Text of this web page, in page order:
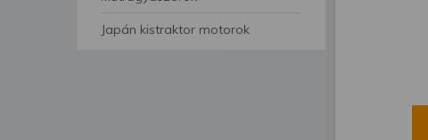
Japán kistraktor motorok